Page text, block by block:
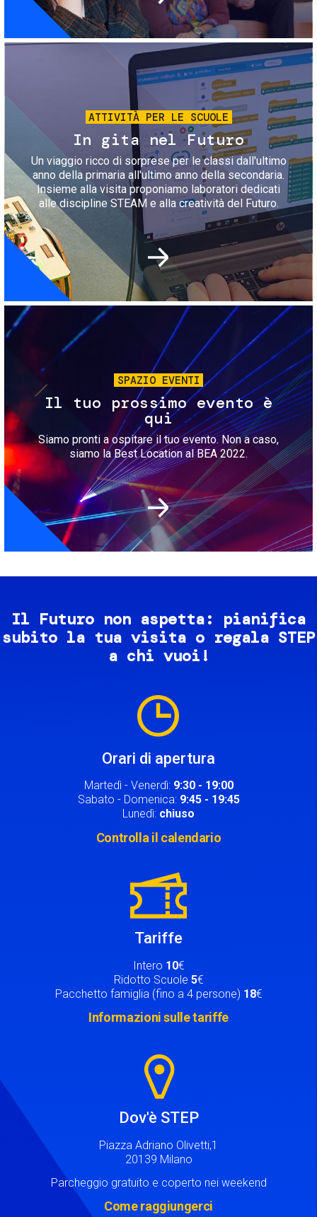
Immagine
ATTIVITÀ PER LE SCUOLE
In gita nel Futuro
Un viaggio ricco di sorprese per le classi dall'ultimo
anno della primaria all'ultimo anno della secondaria.
Insieme alla visita proponiamo laboratori dedicati
alle discipline STEAM e alla creatività del Futuro.
Immagine
SPAZIO EVENTI
Il tuo prossimo evento è
qui
Siamo pronti a ospitare il tuo evento. Non a caso,
siamo la Best Location al BEA 2022.
Il Futuro non aspetta: pianifica
subito la tua visita o regala STEP
a chi vuoi!
Orari di apertura
Martedì - Venerdì: 9:30 - 19:00
Sabato - Domenica: 9:45 - 19:45
Lunedì: chiuso
Controlla il calendario
Tariffe
Intero 10€
Ridotto Scuole 5€
Pacchetto famiglia (fino a 4 persone) 18€
Informazioni sulle tariffe
Dov'è STEP
Piazza Adriano Olivetti,1
20139 Milano
Parcheggio gratuito e coperto nei weekend
Come raggiungerci